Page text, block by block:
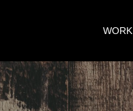
WORK